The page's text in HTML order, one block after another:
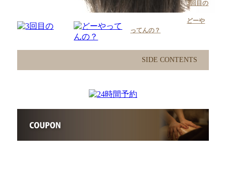
3回目の
どーや
ってんの？
SIDE CONTENTS